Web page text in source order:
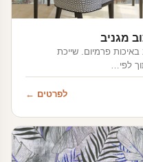
מגניב
פרמיום. שייכת
לפרטים ←